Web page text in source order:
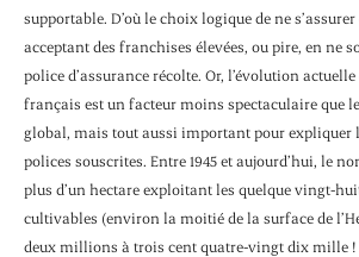
supportable. D’où le choix logique de ne
acceptant des franchises élevées, ou pire, en ne
police d’assurance récolte. Or, l’évolution
français est un facteur moins spectaculaire que
global, mais tout aussi impor­tant pour expliquer
polices souscrites. Entre 1945 et aujourd’hui, le
plus d’un hectare exploitant les quelque vingt-
culti­vables (environ la moitié de la surface de
deux millions à trois cent quatre-vingt dix mille !